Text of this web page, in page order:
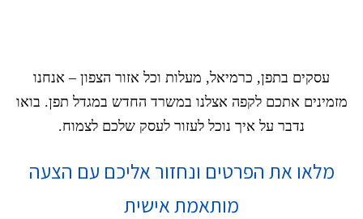
עסקים בתפן, כרמיאל, מעלות וכל אזור הצפון – אנחנו
מזמינים אתכם לקפה אצלנו במשרד החדש במגדל תפן. בואו
נדבר על איך נוכל לעזור לעסק שלכם לצמוח.
מלאו את הפרטים ונחזור אליכם עם הצעה
מותאמת אישית